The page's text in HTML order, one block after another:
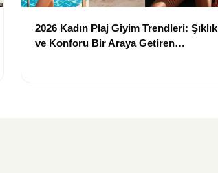
2026 Kadın Plaj Giyim Trendleri: Şıklık
ve Konforu Bir Araya Getiren